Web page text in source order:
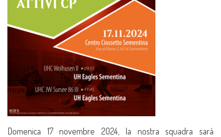
Domenica 17 novembre 2024, la nostra squadra sarà